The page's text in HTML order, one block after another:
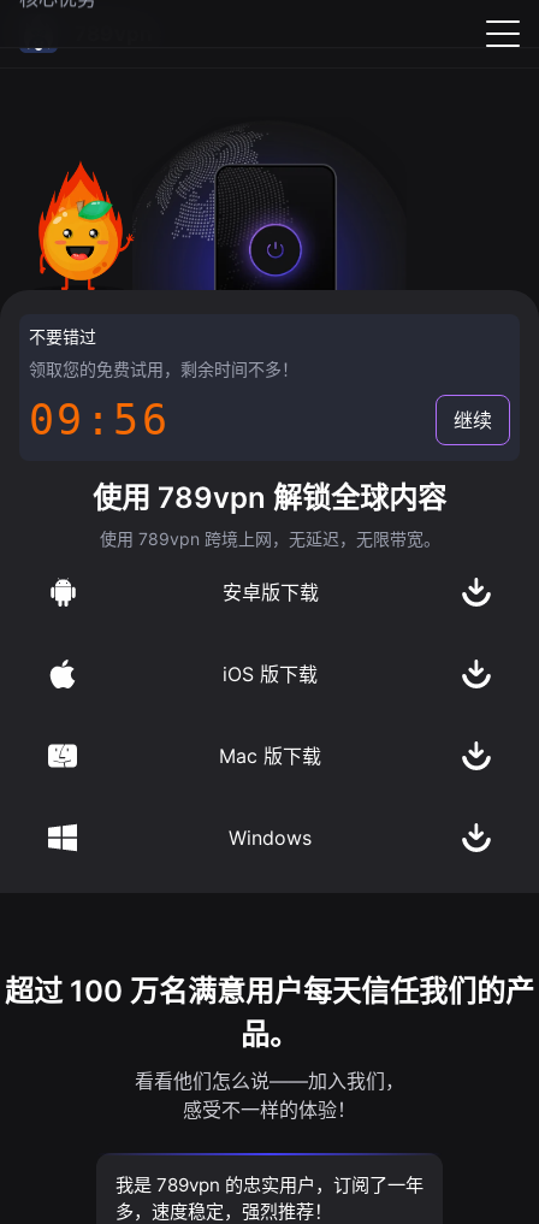
不要错过
领取您的免费试用，剩余时间不多！
09:55 继续
使用 789vpn 解锁全球内容
使用 789vpn 跨境上网，无延迟，无限带宽。
安卓版下载
iOS 版下载
Mac 版下载
Windows
超过 100 万名满意用户每天信任我们的产
品。
看看他们怎么说——加入我们，
感受不一样的体验！
我是 789vpn 的忠实用户，订阅了一年
多，速度稳定，强烈推荐！